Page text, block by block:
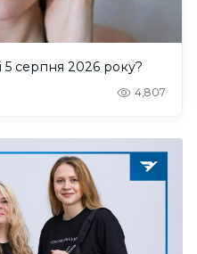
5 серпня 2026 року?
4,807